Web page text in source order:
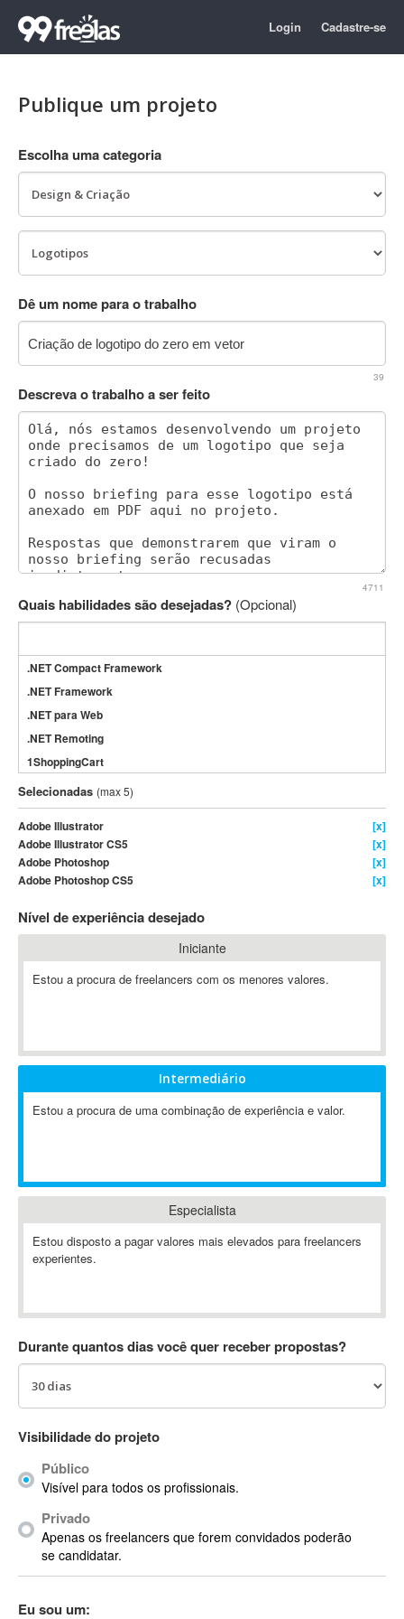
Login Cadastre-se
Publique um projeto
Escolha uma categoria
Dê um nome para o trabalho
39
Descreva o trabalho a ser feito
4711
Quais habilidades são desejadas? (Opcional)
.NET Compact Framework
.NET Framework
.NET para Web
.NET Remoting
1ShoppingCart
3DS Max
3GSM
4D Dimension
802.11
A&P
A2Billing
Ab Initio
ABIS
AbleCommerce
Ableton
Abstract
Abstract Window Toolkit (AWT)
AC Drives
ACDSee
ACPI
Acrobat X
Acronis
ACT
Actian
Actimize
ActionScript
Active Directory
Selecionadas (max 5)
Adobe Illustrator
[x]
Adobe Illustrator CS5
[x]
Adobe Photoshop
[x]
Adobe Photoshop CS5
[x]
Nível de experiência desejado
Iniciante
Estou a procura de freelancers com os menores valores.
Intermediário
Estou a procura de uma combinação de experiência e valor.
Especialista
Estou disposto a pagar valores mais elevados para freelancers
experientes.
Durante quantos dias você quer receber propostas?
Visibilidade do projeto
Público
Visível para todos os profissionais.
Privado
Apenas os freelancers que forem convidados poderão
se candidatar.
Eu sou um: